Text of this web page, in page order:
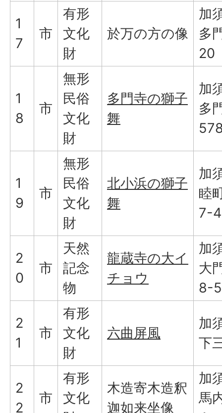
1
7
市
有形
文化
財
於万の方の像
加
多
20
1
8
市
無形
民俗
文化
財
多門寺の獅子
舞
加
多
1
9
市
無形
民俗
文化
財
北小浜の獅子
舞
加
睦
7-
2
0
市
天然
記念
物
龍蔵寺の大イ
チョウ
加
大
8-
2
1
市
有形
文化
財
六曲屏風
加
下
2
2
市
有形
文化
木造寄木造釈
迦如来坐像
加
馬